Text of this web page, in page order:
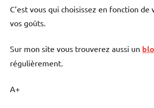
C’est vous qui choisissez en fonction de
vos goûts.
Sur mon site vous trouverez aussi un
régulièrement.
A+